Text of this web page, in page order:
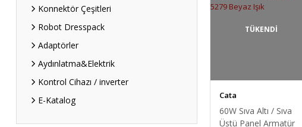
Konnektör Çeşitleri
Robot Dresspack
Adaptörler
Aydınlatma&Elektrik
Kontrol Cihazı / inverter
E-Katalog
TÜKENDİ
Cata
60W Sıva Altı / Sıva
Üstü Panel Armatür